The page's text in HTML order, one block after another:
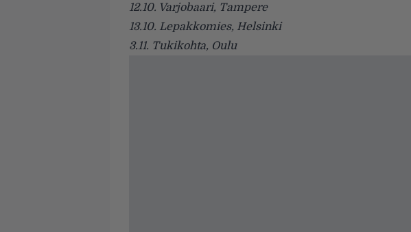
12.10. Varjobaari, Tampere
13.10. Lepakkomies, Helsinki
3.11. Tukikohta, Oulu